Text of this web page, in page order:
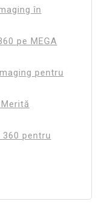
în
pe MEGA
pentru
pentru